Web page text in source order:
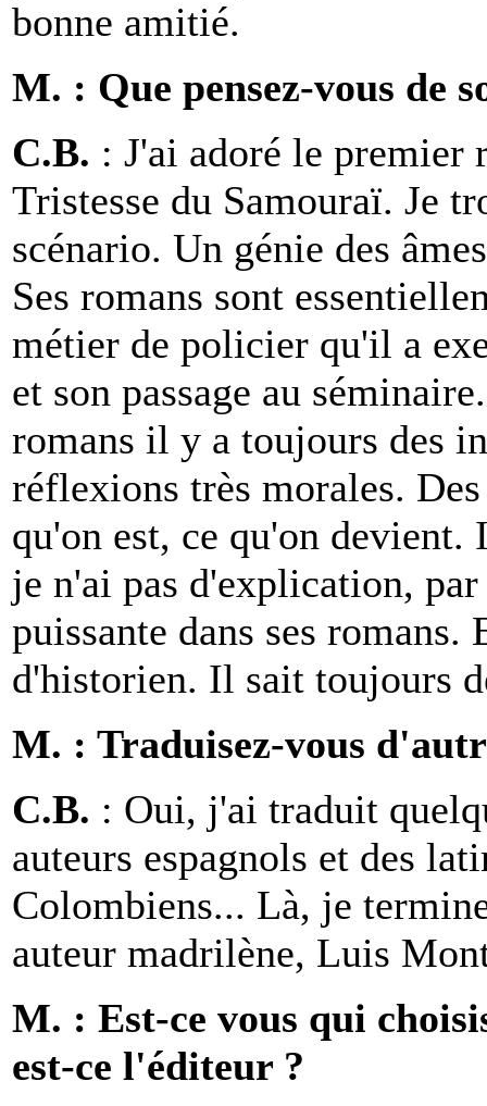
bonne amitié.
M. : Que pensez-vous de
C.B. : J'ai adoré le
Tristesse du Samouraï. Je
scénario. Un génie des
Ses romans sont
métier de policier qu'il a
et son passage au
romans il y a toujours des
réflexions très morales.
qu'on est, ce qu'on devient.
je n'ai pas d'explication,
puissante dans ses
d'historien. Il sait toujours
M. : Traduisez-vous
C.B. : Oui, j'ai traduit
auteurs espagnols et des
Colombiens... Là, je
auteur madrilène, Luis
M. : Est-ce vous qui
est-ce l'éditeur ?